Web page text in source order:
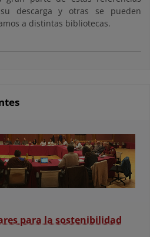
descarga y otras se pueden
a distintas bibliotecas.
para la sostenibilidad